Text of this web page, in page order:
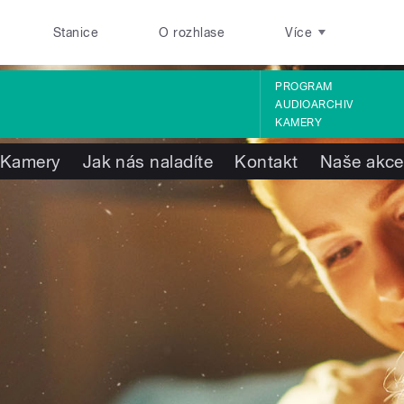
Stanice O rozhlase Více
PROGRAM
AUDIOARCHIV
KAMERY
Kamery Jak nás naladíte Kontakt Naše akce